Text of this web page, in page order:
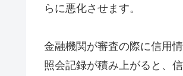
らに悪化させます。
金融機関が審査の際に信用
照会記録が積み上がると、